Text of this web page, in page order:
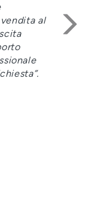
così come il
Questi
di avere un
nei nostri